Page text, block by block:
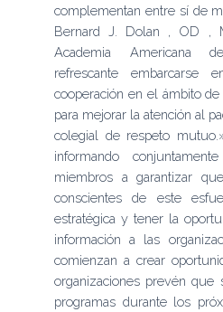
complementan entre sí de
Bernard J. Dolan , OD ,
Academia Americana
refrescante embarcarse
cooperación en el ámbito
para mejorar la atención al
colegial de respeto
informando
miembros a garantizar
conscientes de este
estratégica y tener la
información a las
comienzan a crear
organizaciones prevén que
programas durante los